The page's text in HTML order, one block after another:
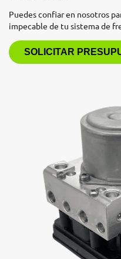
Puedes confiar en nosotros
impecable de tu sistema de
SOLICITAR